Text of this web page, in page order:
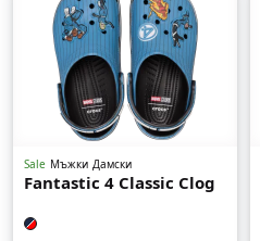
Sale Мъжки Дамски
Fantastic 4 Classic Clog